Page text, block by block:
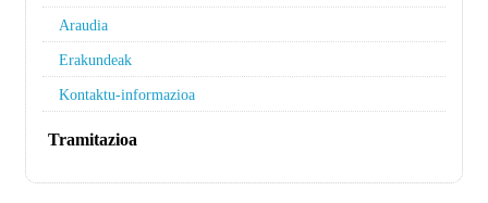
Araudia
Erakundeak
Kontaktu-informazioa
Tramitazioa